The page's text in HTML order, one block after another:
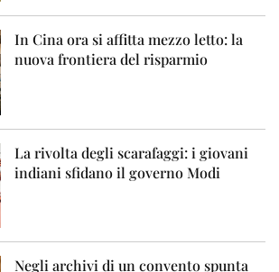
In Cina ora si affitta mezzo letto: la
nuova frontiera del risparmio
La rivolta degli scarafaggi: i giovani
indiani sfidano il governo Modi
Negli archivi di un convento spunta